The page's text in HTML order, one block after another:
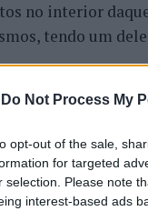
Do Not Process My
opt-out of the sale,
for targeted
selection. Please note
interest-based ads
no interior
tendo um
dentro de uma
se
tabaco não
e pagamento de